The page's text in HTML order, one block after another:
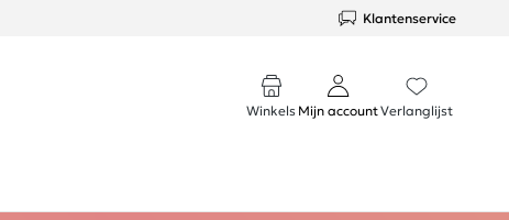
Klantenservice
Winkels Mijn accountVerlanglijst